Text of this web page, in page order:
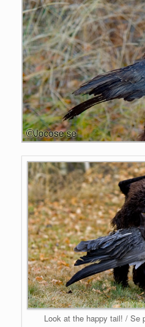
Look at the happy tail! / Se